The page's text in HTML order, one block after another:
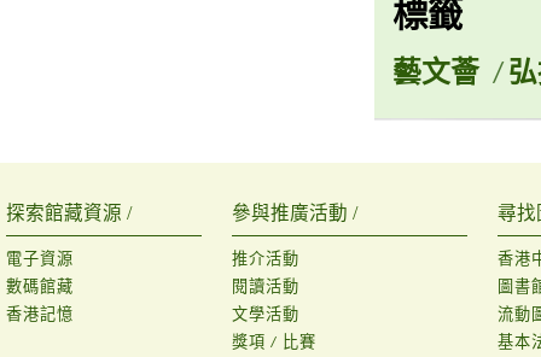
標籤
藝文薈 /
探索館藏資源 /
電子資源
數碼館藏
香港記憶
參與推廣活動 /
推介活動
閱讀活動
文學活動
獎項 / 比賽
尋找
香港
圖書
流動
基本